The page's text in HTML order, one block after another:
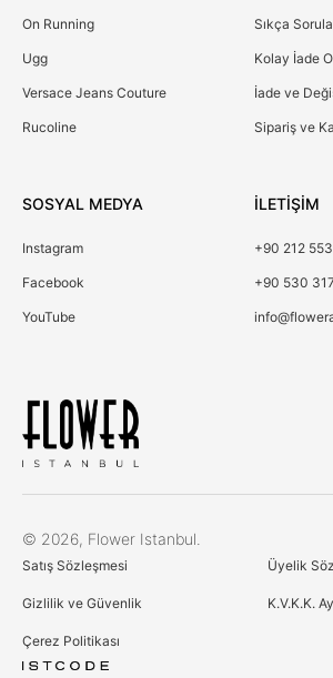
On Running
Ugg
Versace Jeans Couture
Rucoline
Sıkça
Kolay İade
İade ve
Sipariş ve
SOSYAL MEDYA
Instagram
Facebook
YouTube
İLETİŞİM
+90 212
+90 530
© 2026, Flower Istanbul.
Satış Sözleşmesi Üyelik
Gizlilik ve Güvenlik K.V.K.K.
Çerez Politikası
Çerez Kullanımı
Birinci ve üçüncü kişi çerezlerini analiz amacıyla,
reklamlar göstermek için kullanıyoruz. Daha fazla bilgi